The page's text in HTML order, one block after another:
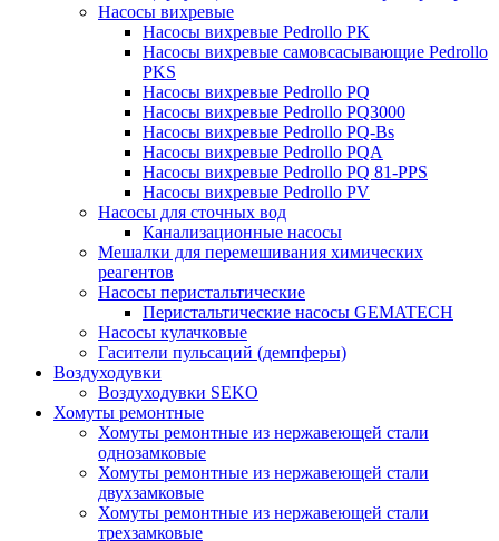
Насосы вихревые
Насосы вихревые Pedrollo PK
Насосы вихревые самовсасывающие Pedrollo
PKS
Насосы вихревые Pedrollo PQ
Насосы вихревые Pedrollo PQ3000
Насосы вихревые Pedrollo PQ-Bs
Насосы вихревые Pedrollo PQA
Насосы вихревые Pedrollo PQ 81-PPS
Насосы вихревые Pedrollo PV
Насосы для сточных вод
Канализационные насосы
Мешалки для перемешивания химических
реагентов
Насосы перистальтические
Перистальтические насосы GEMATECH
Насосы кулачковые
Гасители пульсаций (демпферы)
Воздуходувки
Воздуходувки SEKO
Хомуты ремонтные
Хомуты ремонтные из нержавеющей стали
однозамковые
Хомуты ремонтные из нержавеющей стали
двухзамковые
Хомуты ремонтные из нержавеющей стали
трехзамковые